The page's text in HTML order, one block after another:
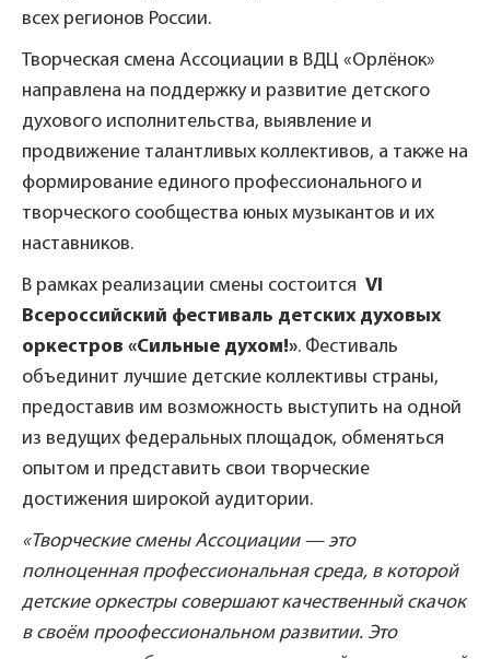
всех регионов России.
Творческая смена Ассоциации в ВДЦ «Орлёнок»
направлена на поддержку и развитие детского
духового исполнительства, выявление и
продвижение талантливых коллективов, а также на
формирование единого профессионального и
творческого сообщества юных музыкантов и их
наставников.
В рамках реализации смены состоится VI
Всероссийский фестиваль детских духовых
оркестров «Сильные духом!». Фестиваль
объединит лучшие детские коллективы страны,
предоставив им возможность выступить на одной
из ведущих федеральных площадок, обменяться
опытом и представить свои творческие
достижения широкой аудитории.
«Творческие смены Ассоциации — это
полноценная профессиональная среда, в которой
детские оркестры совершают качественный скачок
в своём проофессиональном развитии. Это